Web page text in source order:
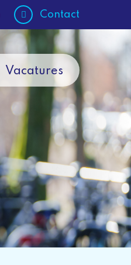
Contact
Vacatures